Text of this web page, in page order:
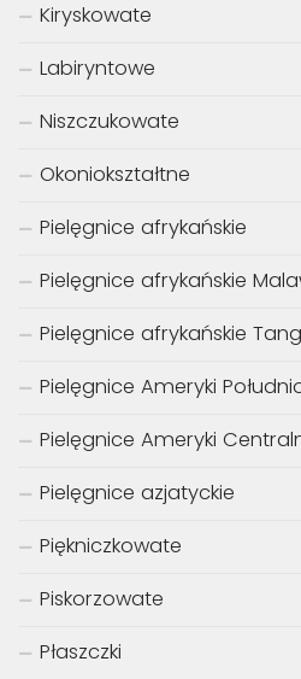
Kiryskowate
Labiryntowe
Niszczukowate
Okoniokształtne
Pielęgnice afrykańskie
Pielęgnice afrykańskie
Pielęgnice afrykańskie
Pielęgnice Ameryki
Pielęgnice Ameryki
Pielęgnice azjatyckie
Piękniczkowate
Piskorzowate
Płaszczki